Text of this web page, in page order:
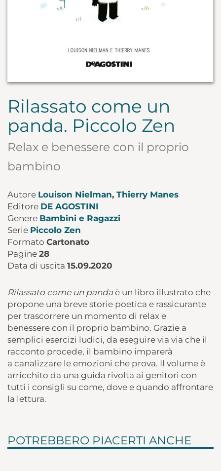
Rilassato come un
panda. Piccolo Zen
Relax e benessere con il proprio
bambino
Autore Louison Nielman, Thierry Manes
Editore DE AGOSTINI
Genere Bambini e Ragazzi
Serie Piccolo Zen
Formato Cartonato
Pagine 28
Data di uscita 15.09.2020
Rilassato come un panda è un libro illustrato che
propone una breve storie poetica e rassicurante
per trascorrere un momento di relax e
benessere con il proprio bambino. Grazie a
semplici esercizi ludici, da eseguire via via che il
racconto procede, il bambino imparerà
a canalizzare le emozioni che prova. Il volume è
arricchito da una guida rivolta ai genitori con
tutti i consigli su come, dove e quando affrontare
la lettura.
POTREBBERO PIACERTI ANCHE